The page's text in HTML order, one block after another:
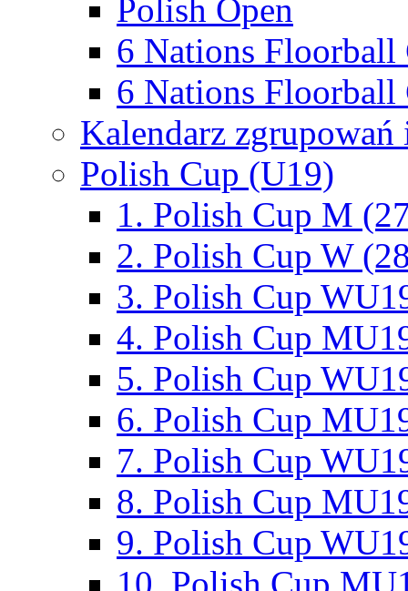
Polish Open
6 Nations Floorball
6 Nations Floorball
Kalendarz
Polish Cup (U19)
1. Polish Cup M
2. Polish Cup W
3. Polish Cup
4. Polish Cup
5. Polish Cup
6. Polish Cup
7. Polish Cup
8. Polish Cup
9. Polish Cup
10. Polish Cup